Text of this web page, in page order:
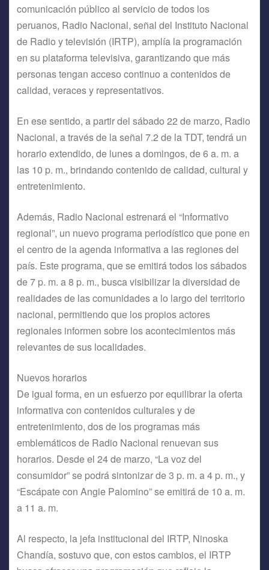
comunicación público al servicio de todos los
peruanos, Radio Nacional, señal del Instituto Nacional
de Radio y televisión (IRTP), amplía la programación
en su plataforma televisiva, garantizando que más
personas tengan acceso continuo a contenidos de
calidad, veraces y representativos.
En ese sentido, a partir del sábado 22 de marzo, Radio
Nacional, a través de la señal 7.2 de la TDT, tendrá un
horario extendido, de lunes a domingos, de 6 a. m. a
las 10 p. m., brindando contenido de calidad, cultural y
entretenimiento.
Además, Radio Nacional estrenará el “Informativo
regional”, un nuevo programa periodístico que pone en
el centro de la agenda informativa a las regiones del
país. Este programa, que se emitirá todos los sábados
de 7 p. m. a 8 p. m., busca visibilizar la diversidad de
realidades de las comunidades a lo largo del territorio
nacional, permitiendo que los propios actores
regionales informen sobre los acontecimientos más
relevantes de sus localidades.
Nuevos horarios
De igual forma, en un esfuerzo por equilibrar la oferta
informativa con contenidos culturales y de
entretenimiento, dos de los programas más
emblemáticos de Radio Nacional renuevan sus
horarios. Desde el 24 de marzo, “La voz del
consumidor” se podrá sintonizar de 3 p. m. a 4 p. m., y
“Escápate con Angie Palomino” se emitirá de 10 a. m.
a 11 a. m.
Al respecto, la jefa institucional del IRTP, Ninoska
Chandía, sostuvo que, con estos cambios, el IRTP